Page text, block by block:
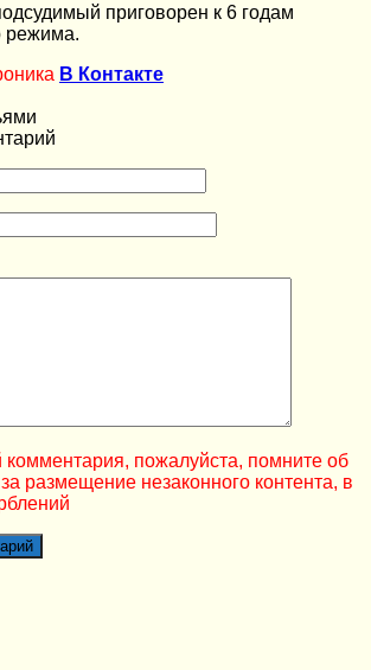
приговорен к 6 годам
режима.
В Контакте
комментария, пожалуйста, помните об
размещение незаконного контента, в